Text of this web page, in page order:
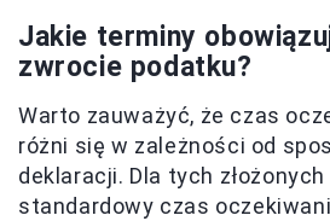
Jakie terminy
zwrocie podatku?
Warto zauważyć, że czas
różni się w zależności od
deklaracji. Dla tych
standardowy czas